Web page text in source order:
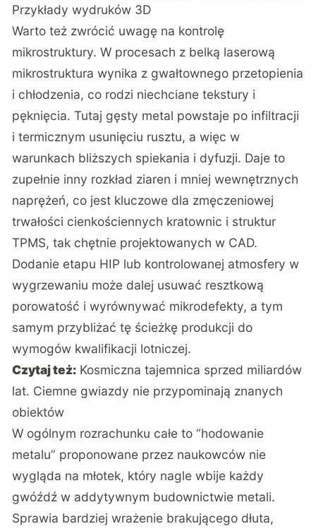
Przykłady wydruków 3D
Warto też zwrócić uwagę na kontrolę
mikrostruktury. W procesach z belką laserową
mikrostruktura wynika z gwałtownego przetopienia
i chłodzenia, co rodzi niechciane tekstury i
pęknięcia. Tutaj gęsty metal powstaje po infiltracji
i termicznym usunięciu rusztu, a więc w
warunkach bliższych spiekania i dyfuzji. Daje to
zupełnie inny rozkład ziaren i mniej wewnętrznych
naprężeń, co jest kluczowe dla zmęczeniowej
trwałości cienkościennych kratownic i struktur
TPMS, tak chętnie projektowanych w CAD.
Dodanie etapu HIP lub kontrolowanej atmosfery w
wygrzewaniu może dalej usuwać resztkową
porowatość i wyrównywać mikrodefekty, a tym
samym przybliżać tę ścieżkę produkcji do
wymogów kwalifikacji lotniczej.
Czytaj też: Kosmiczna tajemnica sprzed miliardów
lat. Ciemne gwiazdy nie przypominają znanych
obiektów
W ogólnym rozrachunku całe to “hodowanie
metalu” proponowane przez naukowców nie
wygląda na młotek, który nagle wbije każdy
gwóźdź w addytywnym budownictwie metali.
Sprawia bardziej wrażenie brakującego dłuta,